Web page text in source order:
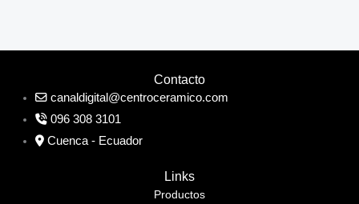
Contacto
canaldigital@centroceramico.com
096 308 3101
Cuenca - Ecuador
Links
Productos